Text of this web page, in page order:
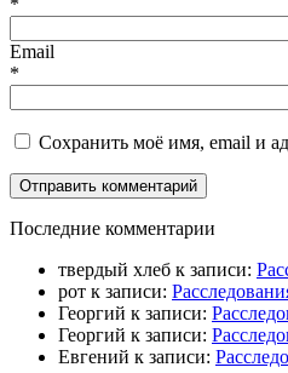
*
Email
*
Сохранить моё имя, email и
Последние комментарии
твердый хлеб к записи:
рот к записи:
Георгий к записи:
Георгий к записи:
Евгений к записи: